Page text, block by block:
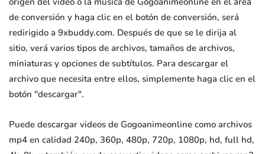
de conversión y haga clic en el botón de conversión, será
redirigido a 9xbuddy.com. Después de que se le dirija al
sitio, verá varios tipos de archivos, tamaños de archivos,
miniaturas y opciones de subtítulos. Para descargar el
archivo que necesita entre ellos, simplemente haga clic en el
botón "descargar".
Puede descargar videos de Gogoanimeonline como archivos
mp4 en calidad 240p, 360p, 480p, 720p, 1080p, hd, full hd,